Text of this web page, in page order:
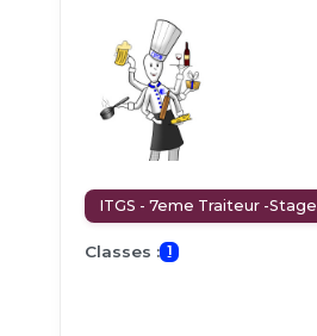
ITGS - 7eme Traiteur -Stage
Classes : 1